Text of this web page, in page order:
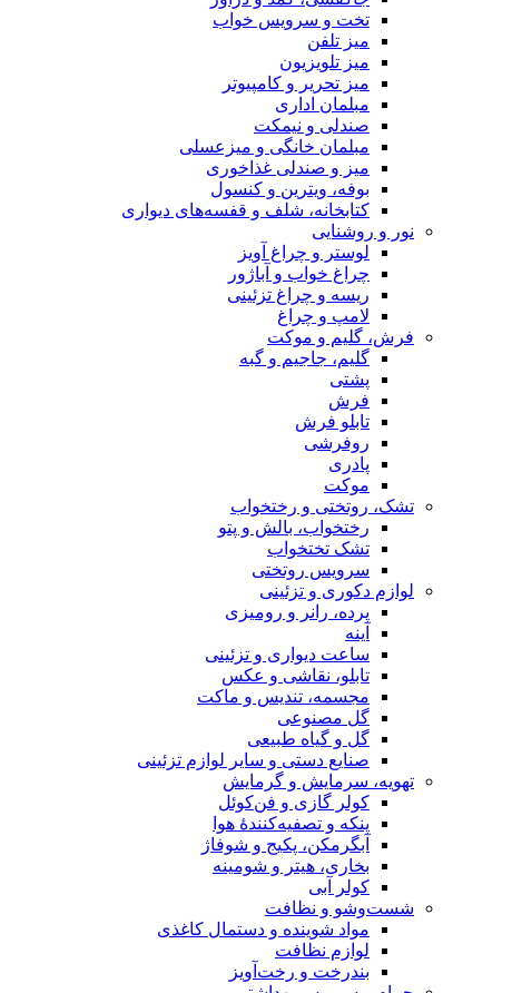
تخت و سرویس خواب
میز تلفن
میز تلویزیون
میز تحریر و کامپیوتر
مبلمان اداری
صندلی و نیمکت
مبلمان خانگی و میزعسلی
میز و صندلی غذاخوری
بوفه، ویترین و کنسول
کتابخانه، شلف و قفسه‌های دیواری
نور و روشنایی
لوستر و چراغ آویز
چراغ خواب و آباژور
ریسه و چراغ تزئینی
لامپ و چراغ
فرش، گلیم و موکت
گلیم، جاجیم و گبه
پشتی
فرش
تابلو فرش
روفرشی
پادری
موکت
تشک، روتختی و رختخواب
رختخواب، بالش و پتو
تشک تختخواب
سرویس روتختی
لوازم دکوری و تزئینی
پرده، رانر و رومیزی
آینه
ساعت دیواری و تزئینی
تابلو، نقاشی و عکس
مجسمه، تندیس و ماکت
گل مصنوعی
گل و گیاه طبیعی
صنایع دستی و سایر لوازم تزئینی
تهویه، سرمایش و گرمایش
کولر گازی و فن‌کوئل
پنکه و تصفیه‌کنندهٔ هوا
آبگرمکن، پکیج و شوفاژ
بخاری، هیتر و شومینه
کولر آبی
شست‌وشو و نظافت
مواد شوینده و دستمال کاغذی
لوازم نظافت
بندرخت و رخت‌آویز